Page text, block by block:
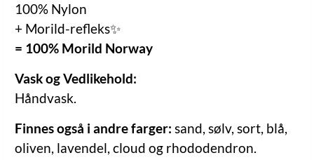
100% Nylon
+ Morild-refleks✨
= 100% Morild Norway
Vask og Vedlikehold:
Håndvask.
Finnes også i andre farger: sand, sølv, sort, blå,
oliven, lavendel, cloud og rhododendron.